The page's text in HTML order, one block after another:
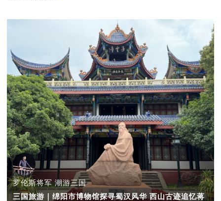
罗伦斯将军 潮游三国
三国旅游｜绵阳市博物馆探寻蜀汉风华 西山古迹追忆蒋